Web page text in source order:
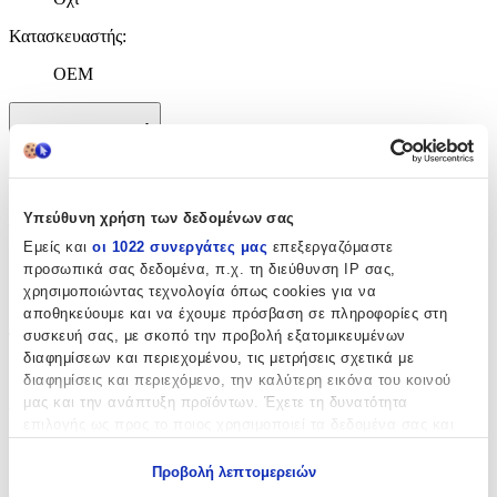
Υπεύθυνη χρήση των δεδομένων σας
Εμείς και οι 1022 συνεργάτες μας επεξεργαζόμαστε
προσωπικά σας δεδομένα, π.χ. τη διεύθυνση IP σας,
χρησιμοποιώντας τεχνολογία όπως cookies για να
αποθηκεύουμε και να έχουμε πρόσβαση σε πληροφορίες στη
συσκευή σας, με σκοπό την προβολή εξατομικευμένων
διαφημίσεων και περιεχομένου, τις μετρήσεις σχετικά με
διαφημίσεις και περιεχόμενο, την καλύτερη εικόνα του κοινού
μας και την ανάπτυξη προϊόντων. Έχετε τη δυνατότητα
Προβολή λεπτομερειών
Κατασκευαστής:
OEM
Χαρακτηριστικά
με Κλειδαριά
Όχι
Τύπος:
Μπρελόκ
Υλικό